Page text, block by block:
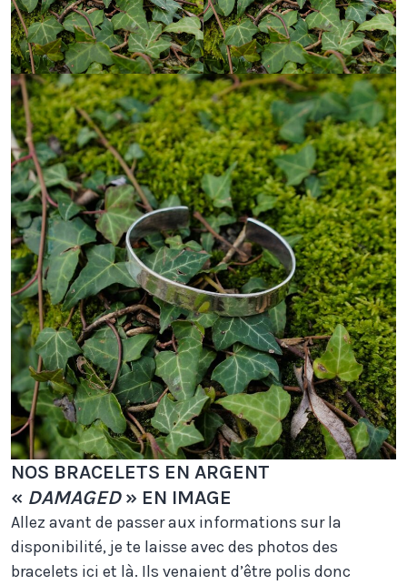
NOS BRACELETS EN ARGENT
« DAMAGED» EN IMAGE
Allez avant de passer aux informations sur la
disponibilité, je te laisse avec des photos des
bracelets ici et là. Ils venaient d’être polis donc